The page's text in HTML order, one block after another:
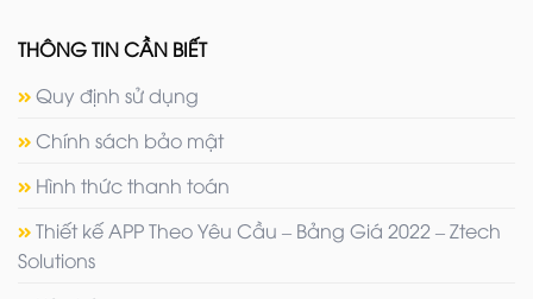
THÔNG TIN CẦN BIẾT
Quy định sử dụng
Chính sách bảo mật
Hình thức thanh toán
Thiết kế APP Theo Yêu Cầu – Bảng Giá 2022 – Ztech
Solutions